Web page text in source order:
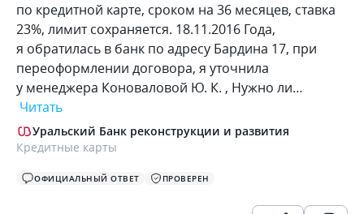
по кредитной карте, сроком на 36 месяцев, ставка
23%, лимит сохраняется. 18.11.2016 Года,
я обратилась в банк по адресу Бардина 17, при
переоформлении договора, я уточнила
у менеджера Коноваловой Ю. К. , Нужно ли…
Читать
Уральский Банк реконструкции и развития
Кредитные карты
ОФИЦИАЛЬНЫЙ ОТВЕТ ПРОВЕРЕН